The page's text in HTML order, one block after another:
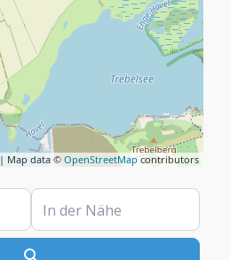
| Map data ©OpenStreetMapcontributors
In der Nähe